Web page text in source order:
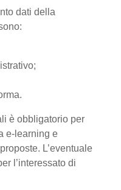
dati della
è obbligatorio per
e-learning e
L’eventuale
l’interessato di